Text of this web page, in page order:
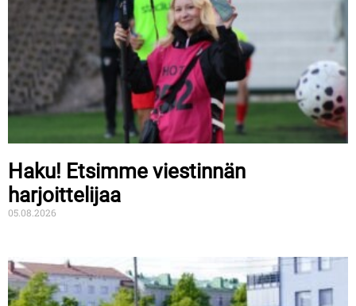
Haku! Etsimme viestinnän
harjoittelijaa
05.08.2026